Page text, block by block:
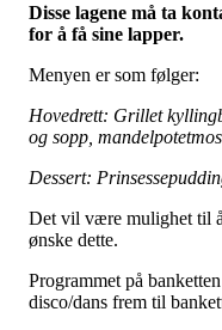
Disse lagene må ta
for å få sine lapper.
Menyen er som følger:
Hovedrett: Grillet
og sopp,
Dessert:
Det vil være mulighet til
ønske dette.
Programmet på
disco/dans frem til